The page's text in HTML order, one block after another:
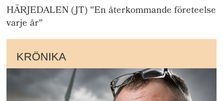
HÄRJEDALEN (JT) "En återkommande företeelse
varje år"
KRÖNIKA